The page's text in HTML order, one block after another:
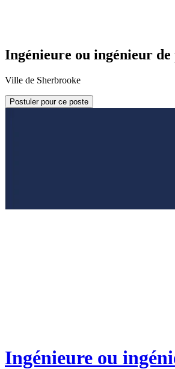
Ingénieure ou ingénieur
Ville de Sherbrooke
Postuler pour ce poste
Ingénieure ou